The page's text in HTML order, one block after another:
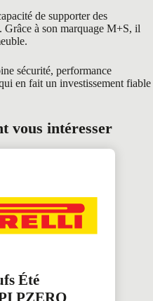
de supporter des
Grâce à son marquage M+S, il
sécurité, performance
en fait un investissement fiable
vous intéresser
Été
PZERO